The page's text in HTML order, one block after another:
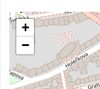
+
−